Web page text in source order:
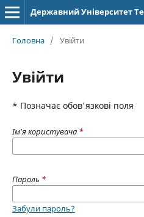
Державний Університет
Головна / Увійти
Увійти
* Позначає обов'язкові поля
Ім'я користувача *
Пароль *
Забули пароль?